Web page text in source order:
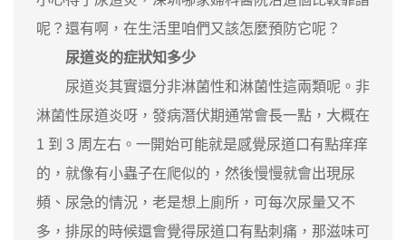
呢？還有啊，在生活里咱們又該怎麼預防它呢？
尿道炎的症狀知多少
尿道炎其實還分非淋菌性和淋菌性這兩類呢。非
淋菌性尿道炎呀，發病潛伏期通常會長一點，大概在
1 到 3 周左右。一開始可能就是感覺尿道口有點痒痒
的，就像有小蟲子在爬似的，然後慢慢就會出現尿
頻、尿急的情況，老是想上廁所，可每次尿量又不
多，排尿的時候還會覺得尿道口有點刺痛，那滋味可